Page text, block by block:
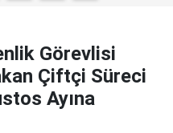
Görevlisi
Çiftçi Süreci
Ayına